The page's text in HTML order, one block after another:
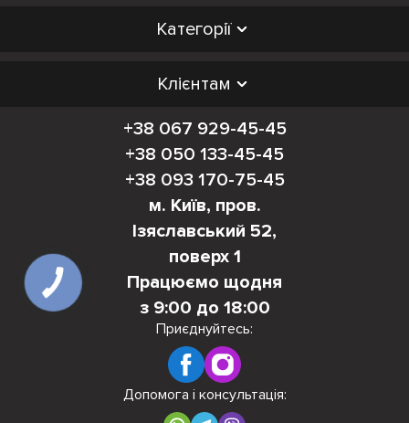
Категорії
Клієнтам
+38 067 929-45-45
+38 050 133-45-45
+38 093 170-75-45
м. Київ, пров.
Ізяславський 52,
поверх 1
Працюємо щодня
з 9:00 до 18:00
Приєднуйтесь:
Допомога і консультація:
КНОПКА
ЗВ'ЯЗКУ